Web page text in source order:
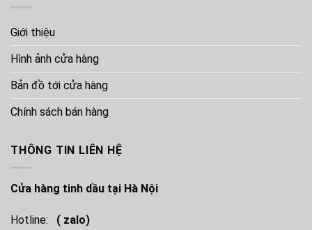
Giới thiệu
Hình ảnh cửa hàng
Bản đồ tới cửa hàng
Chính sách bán hàng
THÔNG TIN LIÊN HỆ
Cửa hàng tinh dầu tại Hà Nội
Hotline:
( zalo)